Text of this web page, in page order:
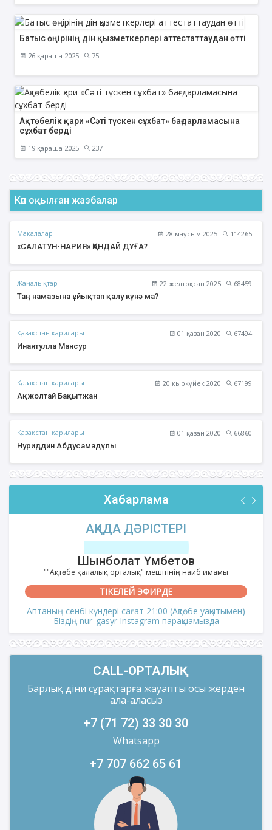
Батыс өңірінің дін қызметкерлері аттестаттаудан өтті
26 қараша 2025 75
Ақтөбелік қари «Сәті түскен сұхбат» бағдарламасына
сұхбат берді
19 қараша 2025 237
Көп оқылған жазбалар
Мақалалар 28 маусым 2025
114265
«САЛАТУН-НАРИЯ» ҚАНДАЙ ДҰҒА?
Жаңалықтар 22 желтоқсан 2025
68459
Таң намазына ұйықтап қалу күнә ма?
Қазақстан қарилары 01 қазан 2020
67494
Инаятулла Мансур
Қазақстан қарилары 20 қыркүйек 2020
67199
Ақжолтай Бақытжан
Қазақстан қарилары 01 қазан 2020
66860
Нуриддин Абдусамадұлы
Хабарлама
АҚИДА ДӘРІСТЕРІ
Шынболат Үмбетов
""Ақтөбе қалалық орталық" мешітінің наиб имамы
ТІКЕЛЕЙ ЭФИРДЕ
Аптаның сенбі күндері сағат 21:00 (Ақтөбе уақытымен)
Біздің nur_gasyr Instagram парақшамызда
CALL-ОРТАЛЫҚ
Барлық діни сұрақтарға жауапты осы жерден
ала-аласыз
+7 (71 72) 33 30 30
Whatsapp
+7 707 662 65 61